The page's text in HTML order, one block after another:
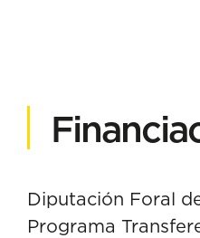
Diputación Foral
Programa